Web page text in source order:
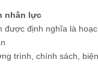
nhân lực
được định nghĩa là
trình, chính sách,